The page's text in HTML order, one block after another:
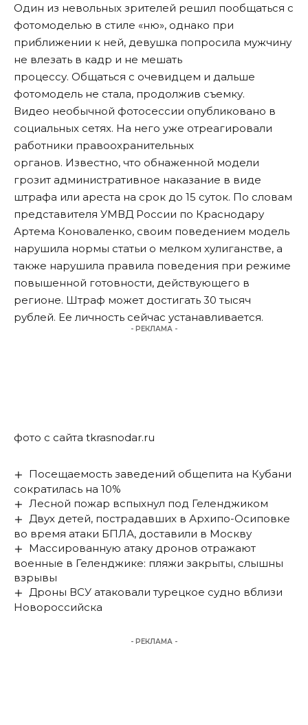
Один из невольных зрителей решил пообщаться с
фотомоделью в стиле «ню», однако при
приближении к ней, девушка попросила мужчину
не влезать в кадр и не мешать
процессу. Общаться с очевидцем и дальше
фотомодель не стала, продолжив съемку.
Видео необычной фотосессии опубликовано в
социальных сетях. На него уже отреагировали
работники правоохранительных
органов. Известно, что обнаженной модели
грозит административное наказание в виде
штрафа или ареста на срок до 15 суток. По словам
представителя УМВД России по Краснодару
Артема Коноваленко, своим поведением модель
нарушила нормы статьи о мелком хулиганстве, а
также нарушила правила поведения при режиме
повышенной готовности, действующего в
регионе. Штраф может достигать 30 тысяч
рублей. Ее личность сейчас устанавливается.
- РЕКЛАМА -
фото с сайта tkrasnodar.ru
Посещаемость заведений общепита на Кубани
сократилась на 10%
Лесной пожар вспыхнул под Геленджиком
Двух детей, пострадавших в Архипо-Осиповке
во время атаки БПЛА, доставили в Москву
Массированную атаку дронов отражают
военные в Геленджике: пляжи закрыты, слышны
взрывы
Дроны ВСУ атаковали турецкое судно вблизи
Новороссийска
- РЕКЛАМА -